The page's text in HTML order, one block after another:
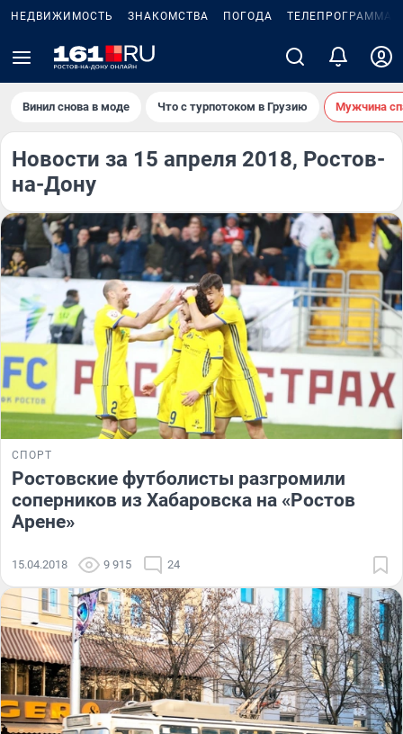
НЕДВИЖИМОСТЬ ЗНАКОМСТВА ПОГОДА ТЕЛЕПРОГРАММА
Винил снова в моде Что с турпотоком в Грузию Мужчина
Новости за 15 апреля 2018, Ростов-
на-Дону
СПОРТ
Ростовские футболисты разгромили
соперников из Хабаровска на «Ростов
Арене»
15.04.2018 9 915 24